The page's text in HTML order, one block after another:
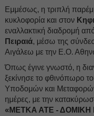
Εμμέσως, η τριπλή
κυκλοφορία και στον
εναλλακτική διαδρομή
Πειραιά, μέσω της
Αιγάλεω με την Ε.Ο.
Όπως έγινε γνωστό, η
ξεκίνησε το φθινόπωρο
Υποδομών και
ημέρες, με την
«ΜΕΤΚΑ ΑΤΕ - ΔΟΜΙΚΗ